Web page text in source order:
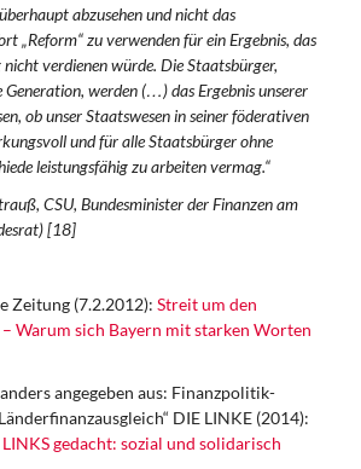
abzusehen und nicht das
„Reform“ zu verwenden für ein Ergebnis, das
nicht verdienen würde. Die Staatsbürger,
Generation, werden (…) das Ergebnis unserer
ob unser Staatswesen in seiner föderativen
und für alle Staatsbürger ohne
leistungsfähig zu arbeiten vermag.“
CSU, Bundesminister der Finanzen am
[18]
Zeitung (7.2.2012): Streit um den
Warum sich Bayern mit starken Worten
angegeben aus: Finanzpolitik-
DIE LINKE (2014):
gedacht: sozial und solidarisch